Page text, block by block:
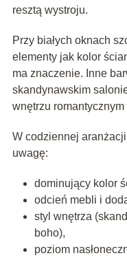
resztą wystroju.
Przy białych oknach
elementy jak kolor
ma znaczenie. Inne
skandynawskim
wnętrzu
W codziennej
uwagę:
dominujący kolor
odcień mebli i
styl wnętrza
boho),
poziom